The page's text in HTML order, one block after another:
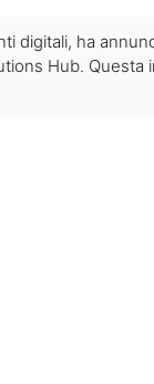
digitali, ha
Hub.